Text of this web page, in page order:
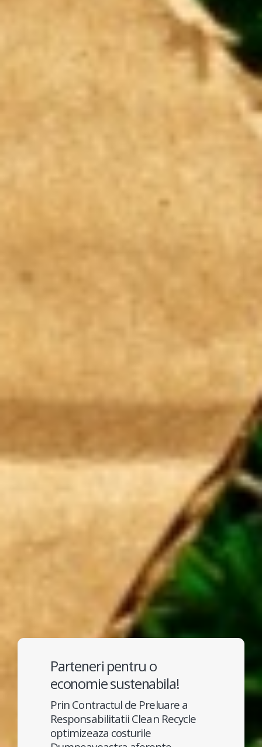
Parteneri pentru o
economie sustenabila!
Prin Contractul de Preluare a
Responsabilitatii Clean Recycle
optimizeaza costurile